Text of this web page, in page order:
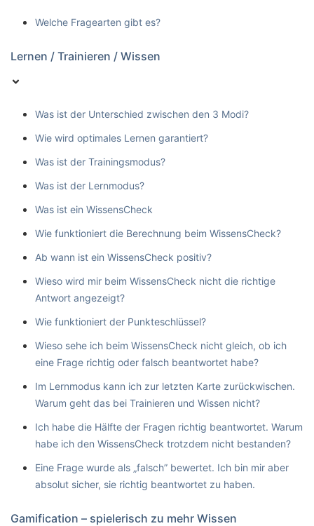
Welche Fragearten gibt es?
Lernen / Trainieren / Wissen
Was ist der Unterschied zwischen den 3 Modi?
Wie wird optimales Lernen garantiert?
Was ist der Trainingsmodus?
Was ist der Lernmodus?
Was ist ein WissensCheck
Wie funktioniert die Berechnung beim WissensCheck?
Ab wann ist ein WissensCheck positiv?
Wieso wird mir beim WissensCheck nicht die richtige
Antwort angezeigt?
Wie funktioniert der Punkteschlüssel?
Wieso sehe ich beim WissensCheck nicht gleich, ob ich
eine Frage richtig oder falsch beantwortet habe?
Im Lernmodus kann ich zur letzten Karte zurückwischen.
Warum geht das bei Trainieren und Wissen nicht?
Ich habe die Hälfte der Fragen richtig beantwortet. Warum
habe ich den WissensCheck trotzdem nicht bestanden?
Eine Frage wurde als „falsch” bewertet. Ich bin mir aber
absolut sicher, sie richtig beantwortet zu haben.
Gamification – spielerisch zu mehr Wissen